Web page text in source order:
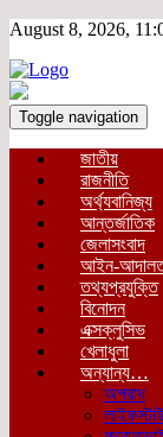
August 8, 2026,
Toggle navigation
জাতীয়
রাজনীতি
অর্থ্যবানিজ্য
আন্তর্জাতিক
জেলাসংবাদ
আইন-
তথ্যপ্রযুক্তি
বিনোদন
এক্সক্লুসিভ
খেলাধুলা
অন্যান্য…
অপরাধ